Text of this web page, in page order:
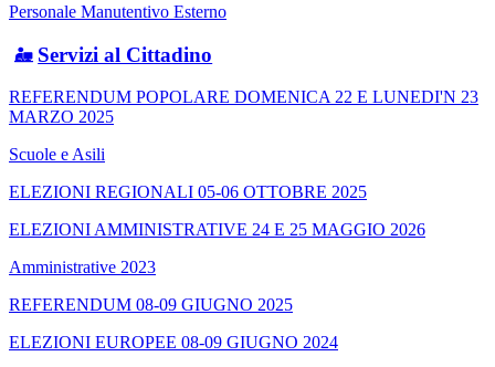
Personale Manutentivo Esterno
Servizi al Cittadino
REFERENDUM POPOLARE DOMENICA 22 E LUNEDI'N 23
MARZO 2025
Scuole e Asili
ELEZIONI REGIONALI 05-06 OTTOBRE 2025
ELEZIONI AMMINISTRATIVE 24 E 25 MAGGIO 2026
Amministrative 2023
REFERENDUM 08-09 GIUGNO 2025
ELEZIONI EUROPEE 08-09 GIUGNO 2024